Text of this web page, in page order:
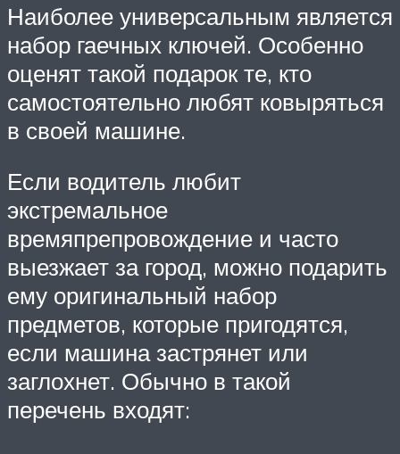
Наиболее универсальным является
набор гаечных ключей. Особенно
оценят такой подарок те, кто
самостоятельно любят ковыряться
в своей машине.
Если водитель любит
экстремальное
времяпрепровождение и часто
выезжает за город, можно подарить
ему оригинальный набор
предметов, которые пригодятся,
если машина застрянет или
заглохнет. Обычно в такой
перечень входят: